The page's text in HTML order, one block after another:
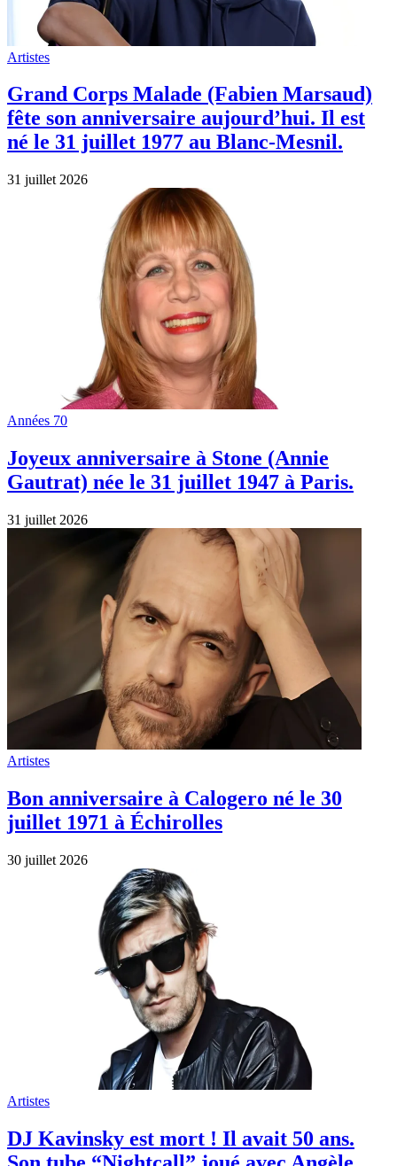
Artistes
Grand Corps Malade (Fabien Marsaud)
fête son anniversaire aujourd’hui. Il est
né le 31 juillet 1977 au Blanc-Mesnil.
31 juillet 2026
Années 70
Joyeux anniversaire à Stone (Annie
Gautrat) née le 31 juillet 1947 à Paris.
31 juillet 2026
Artistes
Bon anniversaire à Calogero né le 30
juillet 1971 à Échirolles
30 juillet 2026
Artistes
DJ Kavinsky est mort ! Il avait 50 ans.